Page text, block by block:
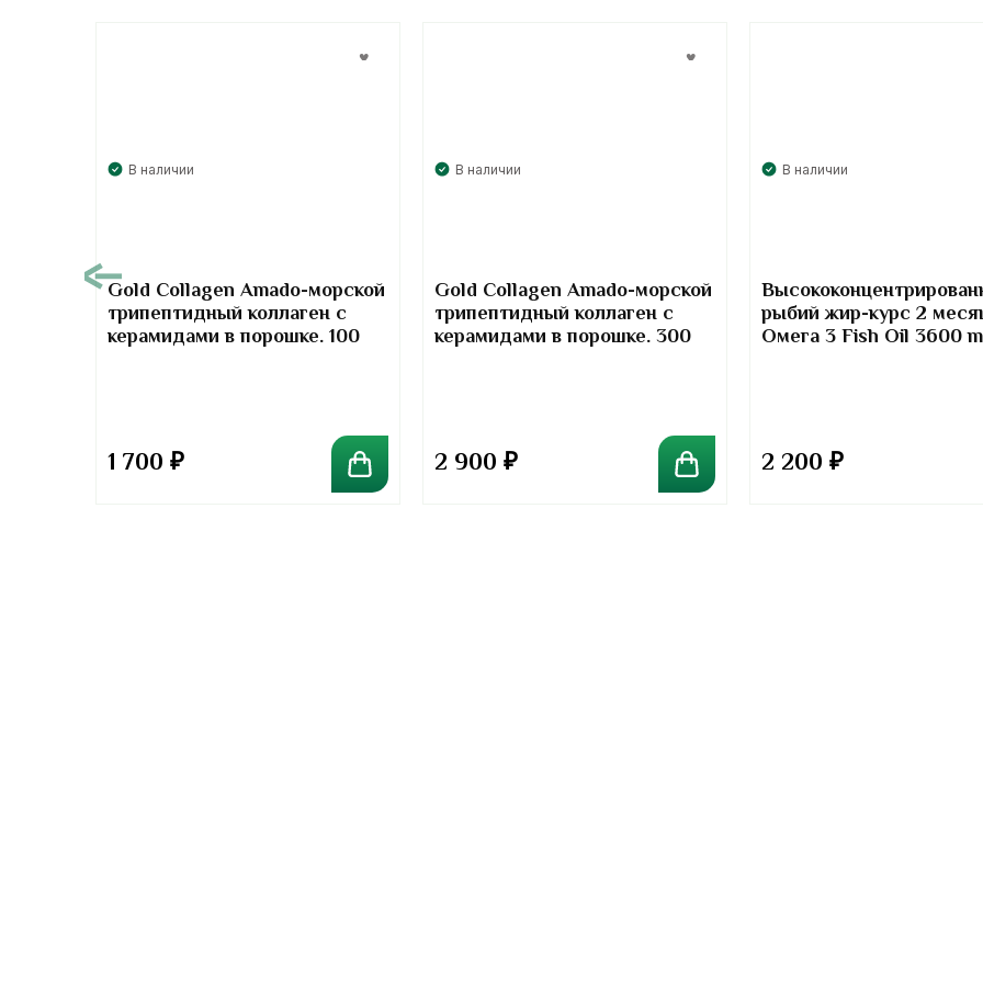
В наличии
Gold Collagen Amado-морской
трипептидный коллаген с
керамидами в порошке. 100
1 700 ₽
В наличии
Gold Collagen Amado-морской
трипептидный коллаген с
керамидами в порошке. 300
2 900 ₽
В наличии
рыбий жир-курс 2
Омега 3 Fish Oil 3600
2 200 ₽